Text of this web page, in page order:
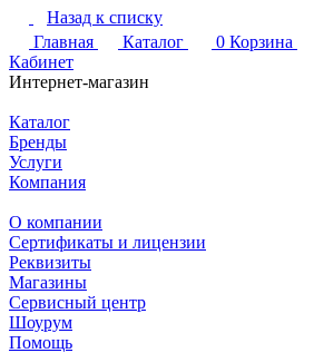
Назад к списку
Главная
Каталог 0 Корзина
Кабинет
Интернет-магазин
Каталог
Бренды
Услуги
Компания
О компании
Сертификаты и лицензии
Реквизиты
Магазины
Сервисный центр
Шоурум
Помощь